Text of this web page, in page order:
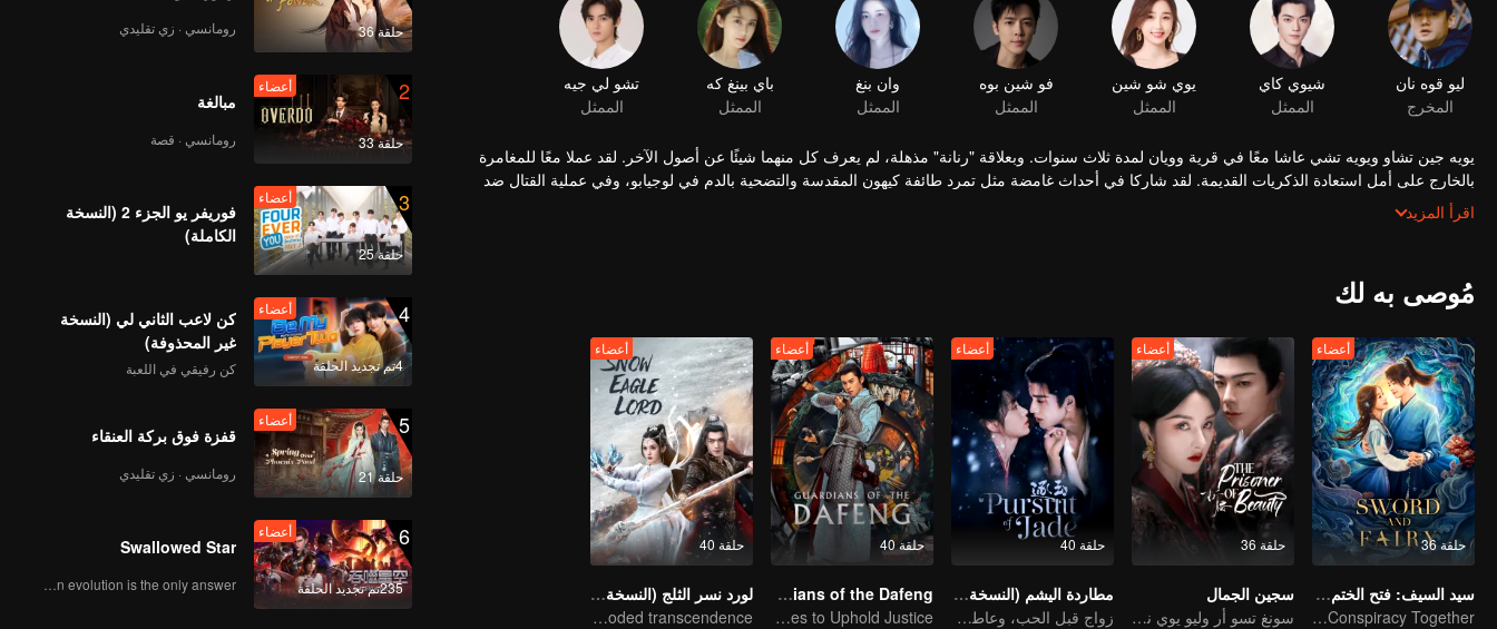
ليو قوه نان
المخرج
شيوي كاي
الممثل
يوي شو شين
الممثل
فو شين بوه
الممثل
وان بنغ
الممثل
يويه جين تشاو ويويه تشي عاشا معًا في قرية وويان لمدة ثلاث سنوات. وبعلاقة "رنانة" مذهلة، لم يعرف كل منهما شيئًا عن أصول الآخر. لقد عملا معًا للمغامرة
بالخارج على أمل استعادة الذكريات القديمة. لقد شاركا في أحداث غامضة مثل تمرد طائفة كيهون المقدسة والتضحية بالدم في لوجيابو، وفي عملية القتال ضد
الطائفة المقدسة، استعادت يوي تشي فجأة ذكرياتها وعواطفها المختومة...
في وقت لاحق، التقوا بـ لوه ماي مينغ ولوه تشاو يان من لوجيابو، وشيطان الذئب الألفي شيان تشينغ وقو هان جيانغ ومينغ شيوي، وجيو شي فانغ والعديد من الآخرين،
واكتشفا تدريجيًا هوياتهما الخاصة. من بين القوى الرئيسية، بما في ذلك تحالف تشنغ وو وطائفة تشيهون المقدسة وطائفة هنغداو ويوياو، من هو العقل المدبر الحقيقي؟
اقرأ المزيد
مُوصى به لك
حلقة 36
أعضاء
سيد السيف: فتح الختم لقهر القدر
Xu Kai and Esther Yu Uncover the Conspiracy Together
حلقة 36
أعضاء
سجين الجمال
سونغ تسو أر وليو يوي نينغ يركزان على الخلاف العائلي والرومانسية
حلقة 40
أعضاء
مطاردة اليشم (النسخة الإنجليزية)
زواج قبل الحب، وعاطفة تتشكل في الحرب
حلقة 40
أعضاء
Guardians of the Dafeng
Wang Hedi Solves Cases to Uphold Justice
حلقة 40
أعضاء
لورد نسر الثلج (النسخة الإنجليزية)
Xu and Nazha opens the world of hot-blooded transcendence
حلقة 36 رومانسي · زي تقليدي
2
حلقة 33
أعضاء
مبالغة
رومانسي · قصة
3
حلقة 25
أعضاء
فوريفر يو الجزء 2 (النسخة
الكاملة)
4
4تم تجديد الحلقة
أعضاء
كن لاعب الثاني لي (النسخة
غير المحذوفة)
كن رفيقي في اللعبة
5
حلقة 21
أعضاء
قفزة فوق بركة العنقاء
رومانسي · زي تقليدي
6
235تم تجديد الحلقة
أعضاء
Swallowed Star
Human evolution is the only answer.